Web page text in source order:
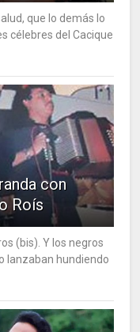
que lo demás lo
célebres del Cacique
con
Roís
(bis). Y los negros
lanzaban hundiendo